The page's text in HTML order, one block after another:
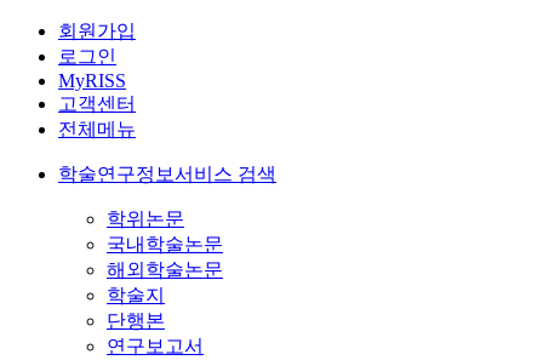
회원가입
로그인
MyRISS
고객센터
전체메뉴
학술연구정보서비스 검색
학위논문
국내학술논문
해외학술논문
학술지
단행본
연구보고서